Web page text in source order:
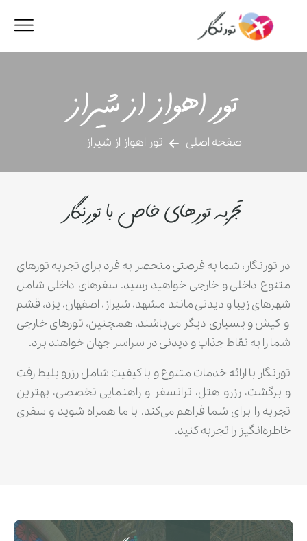
تور اهواز از شیراز
صفحه اصلی تور اهواز از شیراز
تجربه تورهای خاص با تورنگار
در تورنگار، شما به فرصتی منحصر به فرد برای تجربه تورهای
متنوع داخلی و خارجی خواهید رسید. سفرهای داخلی شامل
شهرهای زیبا و دیدنی مانند مشهد، شیراز، اصفهان، یزد، قشم
و کیش و بسیاری دیگر می‌باشند. همچنین، تورهای خارجی
شما را به نقاط جذاب و دیدنی در سراسر جهان خواهند برد.
تورنگار با ارائه خدمات متنوع و با کیفیت شامل رزرو بلیط رفت
و برگشت، رزرو هتل، ترانسفر و راهنمایی تخصصی، بهترین
تجربه را برای شما فراهم می‌کند. با ما همراه شوید و سفری
خاطره‌انگیز را تجربه کنید.